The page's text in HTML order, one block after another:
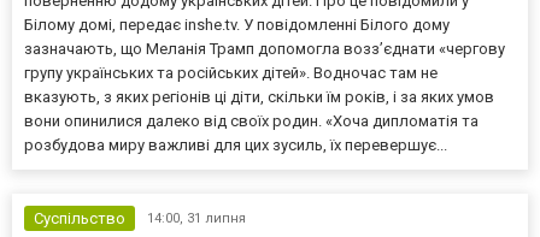
Білому домі, передає inshe.tv. У повідомленні Білого дому
зазначають, що Меланія Трамп допомогла возз’єднати «чергову
групу українських та російських дітей». Водночас там не
вказують, з яких регіонів ці діти, скільки їм років, і за яких умов
вони опинилися далеко від своїх родин. «Хоча дипломатія та
розбудова миру важливі для цих зусиль, їх перевершує...
Суспільство 14:00, 31 липня